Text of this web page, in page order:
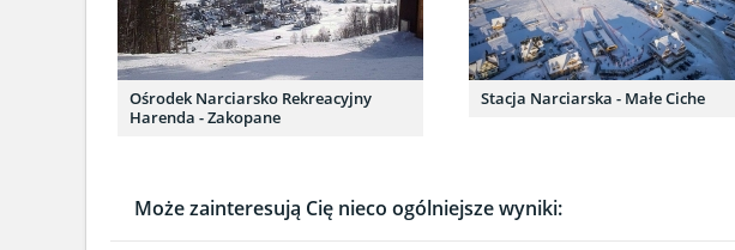
Ośrodek Narciarsko Rekreacyjny
Harenda - Zakopane
Stacja Narciarska - Małe Ciche
Może zainteresują Cię nieco ogólniejsze wyniki: